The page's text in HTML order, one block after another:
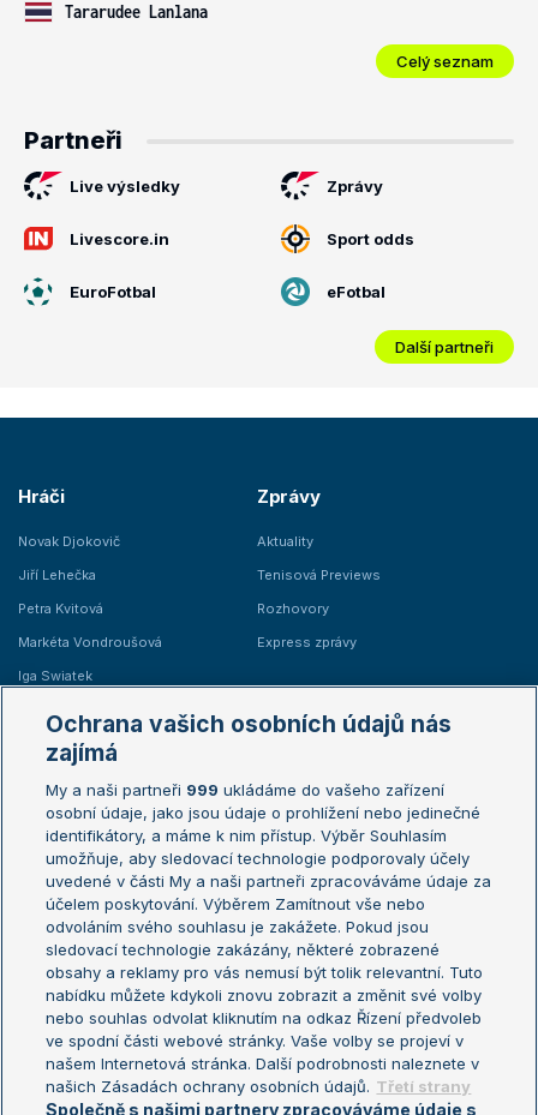
Tararudee Lanlana
Celý seznam
Partneři
Live výsledky Zprávy
Livescore.in Sport odds
EuroFotbal eFotbal
Další partneři
Hráči
Novak Djokovič
Jiří Lehečka
Petra Kvitová
Markéta Vondroušová
Iga Swiatek
Zprávy
Aktuality
Tenisová Previews
Rozhovory
Express zprávy
Žebříčky
Žebříček ATP (muži)
Žebříček WTA (ženy)
Sázkařský žebříček
Australian Open
French Open
Wimbledon
US Open
Turnaj mistrů
Turnaj mistryň
Aktualní trendy
Fotbalové přestupy
Livesport Daily
LS Prague Open
Ochrana vašich osobních údajů nás
zajímá
My a naši partneři 999 ukládáme do vašeho zařízení
osobní údaje, jako jsou údaje o prohlížení nebo jedinečné
identifikátory, a máme k nim přístup. Výběr Souhlasím
umožňuje, aby sledovací technologie podporovaly účely
uvedené v části My a naši partneři zpracováváme údaje za
účelem poskytování. Výběrem Zamítnout vše nebo
odvoláním svého souhlasu je zakážete. Pokud jsou
sledovací technologie zakázány, některé zobrazené
obsahy a reklamy pro vás nemusí být tolik relevantní. Tuto
nabídku můžete kdykoli znovu zobrazit a změnit své volby
nebo souhlas odvolat kliknutím na odkaz Řízení předvoleb
ve spodní části webové stránky. Vaše volby se projeví v
našem Internetová stránka. Další podrobnosti naleznete v
našich Zásadách ochrany osobních údajů. Třetí strany
Společně s našimi partnery zpracováváme údaje s